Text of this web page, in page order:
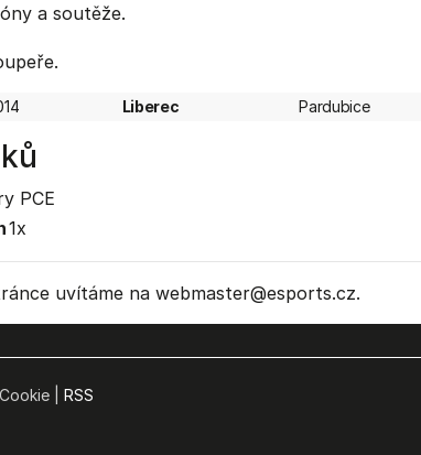
a soutěže.
Liberec Pardubice
PCE
1x
uvítáme na webmaster@esports.cz.
Cookie | RSS